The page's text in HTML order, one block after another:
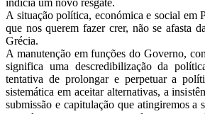
A situação política, económica e social em
que nos querem fazer crer, não se afasta
Grécia.
A manutenção em funções do Governo,
significa uma descredibilização da
tentativa de prolongar e perpetuar a
sistemática em aceitar alternativas, a
submissão e capitulação que atingiremos a